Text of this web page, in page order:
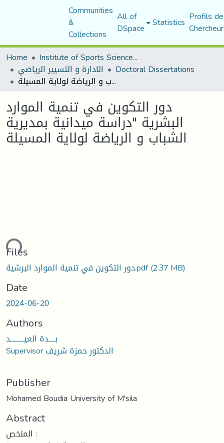
Communities
&
Collections
All of
DSpace Statistics Profils
Home
Institute of Sports Sciences and Techniques
الادارة و التسيير الرياضي Doctoral Dissertations
دور التكوين في تنمية الموارد البشرية "دراسة ميدانية بمديرية الشباب و الرياضة لولاية المسيلة
دور التكوين في تنمية الموارد
البشرية "دراسة ميدانية بمديرية
الشباب و الرياضة لولاية المسيلة
Files
دور التكوين في تنمية الموارد البرشية.pdf(2.37 MB)
Date
2024-06-20
Authors
بــــدة العيـــــــــد
Supervisor الدكتور حمزة شريف
Publisher
Mohamed Boudia University of M'sila
Abstract
الملخص :